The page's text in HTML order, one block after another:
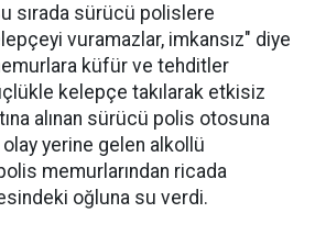
sırada sürücü polislere
vuramazlar, imkansız" diye
küfür ve tehditler
kelepçe takılarak etkisiz
alınan sürücü polis otosuna
yerine gelen alkollü
memurlarından ricada
oğluna su verdi.